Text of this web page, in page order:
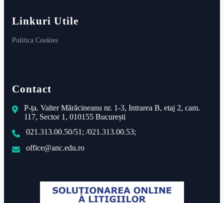
Linkuri Utile
Politica Cookies
Contact
P-ța. Valter Mărăcineanu nr. 1-3, Intrarea B, etaj 2, cam.
117, Sector 1, 010155 București
021.313.00.50/51; /021.313.00.53;
office@anc.edu.ro